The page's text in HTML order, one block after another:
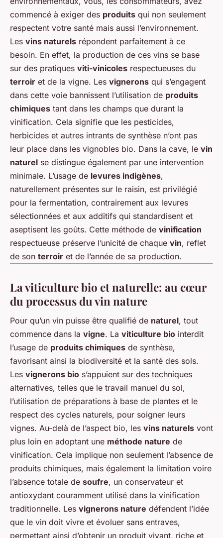
commencé à exiger des produits qui non seulement
respectent votre santé mais aussi l’environnement.
Les vins naturels répondent parfaitement à ce
besoin. En effet, la production de ces vins se base
sur des pratiques viti-vinicoles respectueuses du
terroir et de la vigne. Les vignerons qui s’engagent
dans cette voie bannissent l’utilisation de produits
chimiques tant dans les champs que durant la
vinification. Cela signifie que les pesticides,
herbicides et autres intrants de synthèse n’ont pas
leur place dans les vignobles bio. Dans la cave, le vin
naturel se distingue également par une intervention
minimale. L’usage de levures indigènes,
naturellement présentes sur le raisin, est privilégié
pour la fermentation, contrairement aux levures
sélectionnées et aux additifs qui standardisent et
aseptisent les goûts. Cette méthode de vinification
respectueuse préserve l’unicité de chaque vin, reflet
de son terroir et de l’année de sa production.
La viticulture bio et naturelle: au cœur
du processus du vin nature
Pour qu’un vin puisse être qualifié de naturel, tout
commence dans la vigne. La viticulture bio interdit
l’usage de produits chimiques de synthèse,
favorisant ainsi la biodiversité et la santé des sols.
Les vignerons bio s’appuient sur des techniques
alternatives, telles que le travail manuel du sol,
l’utilisation de préparations à base de plantes et le
respect des cycles naturels, pour soigner leurs
vignes. Au-delà de l’aspect bio, les vins naturels vont
plus loin en adoptant une méthode nature de
vinification. Cela implique non seulement l’absence de
produits chimiques, mais également la limitation voire
l’absence totale de soufre, un conservateur et
antioxydant couramment utilisé dans la vinification
traditionnelle. Les vignerons nature défendent l’idée
que le vin doit vivre et évoluer sans entraves,
permettant ainsi d’obtenir un produit vivant, riche et